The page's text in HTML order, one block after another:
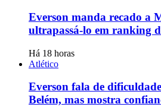
Everson manda recado a
ultrapassá-lo em ranking
Há 18 horas
Atlético
Everson fala de
Belém, mas mostra